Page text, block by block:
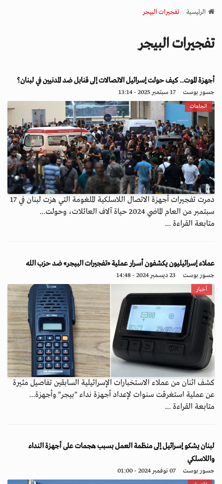
v
a
o
n
الرئيسية تفجيرات البيجر
تفجيرات البيجر
أجهزة الموت.. كيف حولت إسرائيل الاتصالات إلى قنابل ضد المدنيين في لبنان؟
جسور بوست 17 سبتمبر 2025 - 13:14
اتجاهات
دمرت تفجيرات أجهزة الاتصال اللاسلكية الملغومة التي هزت لبنان في 17
سبتمبر من العام الماضي 2024 حياة آلاف العائلات، وحولت...
متابعة القراءة ...
عملاء إسرائيليون يكشفون أسرار عملية «تفجيرات البيجر» ضد حزب الله
جسور بوست 23 ديسمبر 2024 - 14:48
أخبار
كشف اثنان من عملاء الاستخبارات الإسرائيلية السابقين تفاصيل مثيرة
عن عملية استغرقت سنوات لإعداد أجهزة نداء "بيجر" وأجهزة...
متابعة القراءة ...
لبنان يشكو إسرائيل إلى منظمة العمل بسبب هجمات على أجهزة النداء
واللاسلكي
جسور بوست 07 نوفمبر 2024 - 01:00